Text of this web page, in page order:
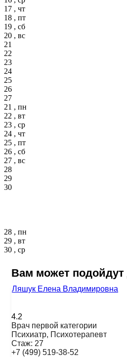
17 , чт
18 , пт
19 , сб
20 , вс
21
22
23
24
25
26
27
21 , пн
22 , вт
23 , ср
24 , чт
25 , пт
26 , сб
27 , вс
28
29
30
28 , пн
29 , вт
30 , ср
Вам может подойдут
Ляшук Елена Владимировна
4.2
Врач первой категории
Психиатр, Психотерапевт
Стаж: 27
+7 (499) 519-38-52